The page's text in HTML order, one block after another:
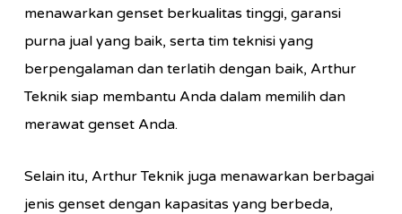
menawarkan genset berkualitas tinggi, garansi
purna jual yang baik, serta tim teknisi yang
berpengalaman dan terlatih dengan baik, Arthur
Teknik siap membantu Anda dalam memilih dan
merawat genset Anda.
Selain itu, Arthur Teknik juga menawarkan berbagai
jenis genset dengan kapasitas yang berbeda,